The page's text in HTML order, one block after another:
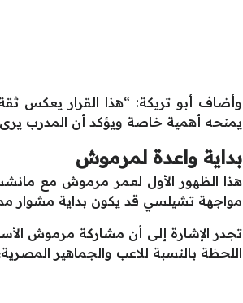
وأضاف أبو تريكة: “هذا القرار يعكس
يمنحه أهمية خاصة ويؤكد أن المدرب يرى
بداية واعدة لمرموش
هذا الظهور الأول لعمر مرموش مع
مواجهة تشيلسي قد يكون بداية مشوار
تجدر الإشارة إلى أن مشاركة مرموش
اللحظة بالنسبة للاعب والجماهير